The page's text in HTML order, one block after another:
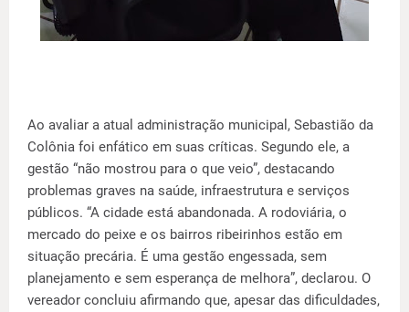
Ao avaliar a atual administração municipal, Sebastião da
Colônia foi enfático em suas críticas. Segundo ele, a
gestão “não mostrou para o que veio”, destacando
problemas graves na saúde, infraestrutura e serviços
públicos. “A cidade está abandonada. A rodoviária, o
mercado do peixe e os bairros ribeirinhos estão em
situação precária. É uma gestão engessada, sem
planejamento e sem esperança de melhora”, declarou. O
vereador concluiu afirmando que, apesar das dificuldades,